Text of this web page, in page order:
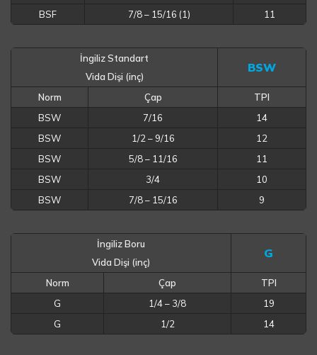
BSF
7/8 – 15/16 (1) 11
İngiliz Standart
Vida Dişi (inç)
BSW
Norm Çap
TPI
BSW
7/16
14
BSW
1/2 – 9/16
12
BSW
5/8 – 11/16
11
BSW
3/4
10
BSW
7/8 – 15/16 9
İngiliz Boru
Vida Dişi (inç)
G
Norm Çap
TPI
G
1/4 – 3/8
19
G
1/2 14